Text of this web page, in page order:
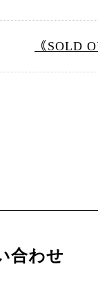
｟SOLD
合わせ